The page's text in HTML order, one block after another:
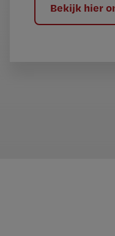
Bekijk hier